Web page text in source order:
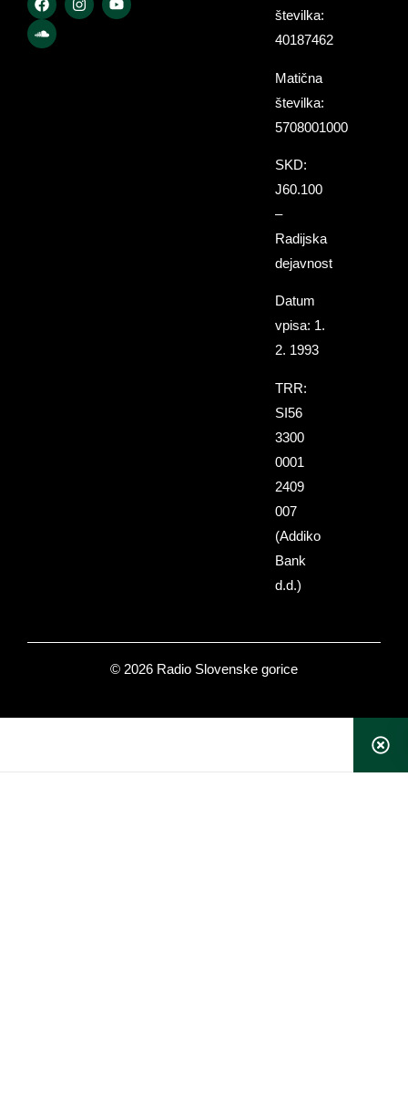
številka:
40187462
Matična
številka:
5708001000
SKD:
J60.100
–
Radijska
dejavnost
Datum
vpisa: 1.
2. 1993
TRR:
SI56
3300
0001
2409
007
(Addiko
Bank
d.d.)
© 2026 Radio Slovenske gorice